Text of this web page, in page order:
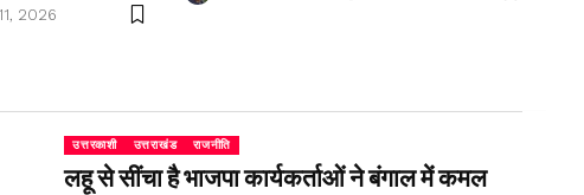
2026
उत्तरकाशी उत्तराखंड राजनीति
लहू से सींचा है भाजपा कार्यकर्ताओं ने बंगाल में कमल